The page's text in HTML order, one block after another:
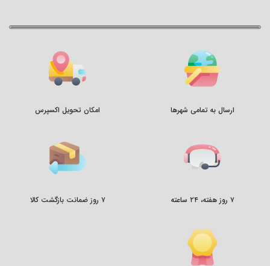
ارسال به تمامی شهرها امکان تحویل اکسپرس
۷ روز هفته، ۲۴ ساعته ۷ روز ضمانت بازگشت کالا